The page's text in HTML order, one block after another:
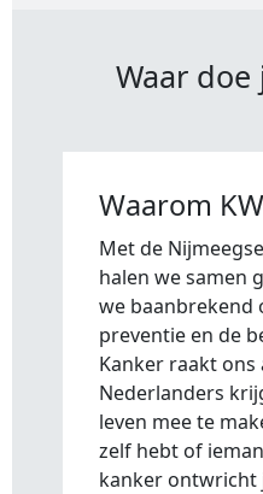
Waar doe
Waarom
Met de
halen we samen
we baanbrekend
preventie en de
Kanker raakt ons
Nederlanders
leven mee te
zelf hebt of
kanker ontwricht